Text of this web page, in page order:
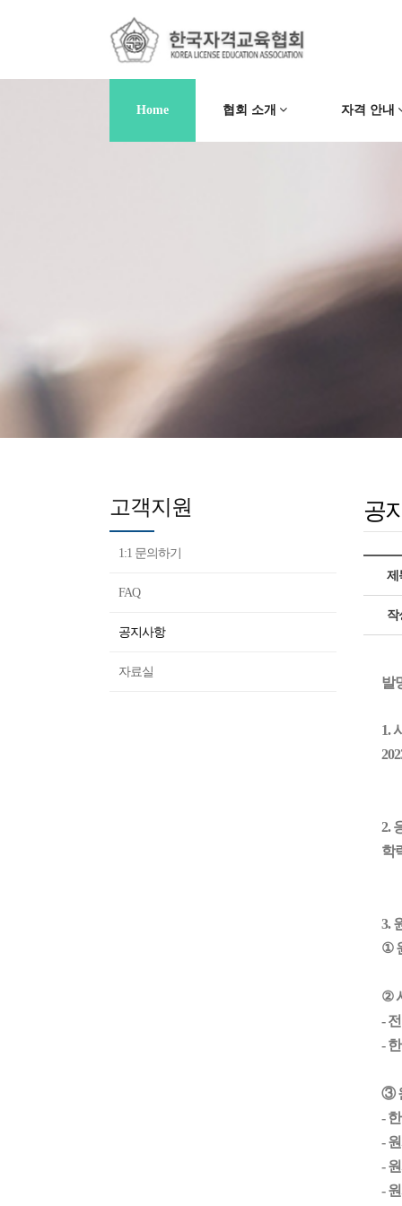
Home 협회 소개 자격 안내
공
제
작
발
1.
202
2.
학
3.
①
②
-
-
③
-
-
-
-
고객지원
1:1 문의하기
FAQ
공지사항
자료실